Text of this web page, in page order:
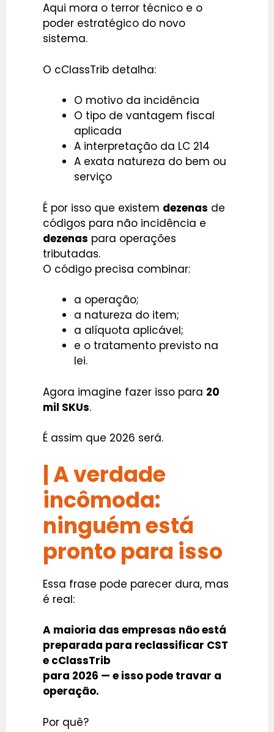
Aqui mora o terror técnico e o
poder estratégico do novo
sistema.
O cClassTrib detalha:
O motivo da incidência
O tipo de vantagem fiscal
aplicada
A interpretação da LC 214
A exata natureza do bem ou
serviço
É por isso que existem dezenas de
códigos para não incidência e
dezenas para operações
tributadas.
O código precisa combinar:
a operação;
a natureza do item;
a alíquota aplicável;
e o tratamento previsto na
lei.
Agora imagine fazer isso para 20
mil SKUs.
É assim que 2026 será.
| A verdade
incômoda:
ninguém está
pronto para isso
Essa frase pode parecer dura, mas
é real:
A maioria das empresas não está
preparada para reclassificar CST
e cClassTrib
para 2026 — e isso pode travar a
operação.
Por quê?